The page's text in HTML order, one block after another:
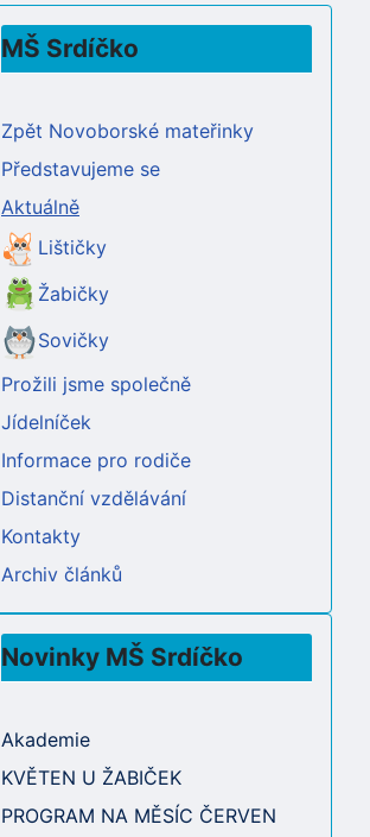
MŠ Srdíčko
Zpět Novoborské mateřinky
Představujeme se
Aktuálně
Lištičky
Žabičky
Sovičky
Prožili jsme společně
Jídelníček
Informace pro rodiče
Distanční vzdělávání
Kontakty
Archiv článků
Novinky MŠ Srdíčko
Akademie
KVĚTEN U ŽABIČEK
PROGRAM NA MĚSÍC ČERVEN